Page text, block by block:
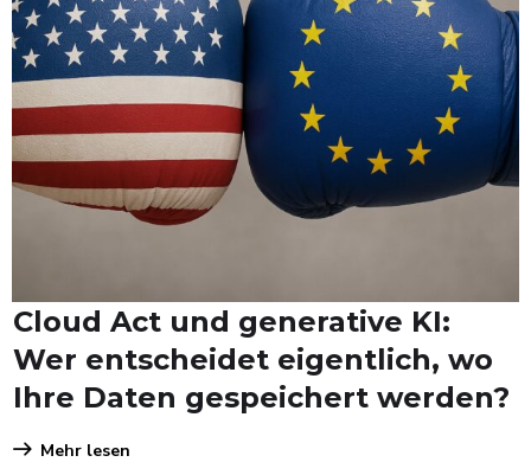
Act und generative KI:
entscheidet eigentlich, wo
Daten gespeichert werden?
lesen